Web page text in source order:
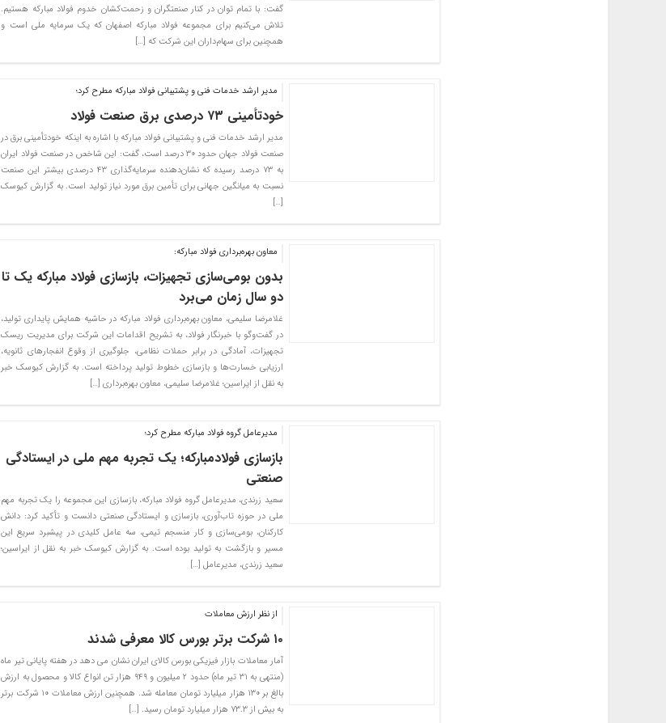
گفت: با تمام توان در کنار صنعتگران و زحمت‌کشان خدوم فولاد مبارکه هستیم.
تلاش می‌کنیم برای مجموعه فولاد مبارکه اصفهان که یک سرمایه ملی است و
همچنین برای سهام‌داران این شرکت که […]
مدیر ارشد خدمات فنی و پشتیبانی فولاد مبارکه مطرح کرد؛
خودتأمینی ۷۳ درصدی برق صنعت فولاد
مدیر ارشد خدمات فنی و پشتیبانی فولاد مبارکه با اشاره به اینکه خودتأمینی برق در
صنعت فولاد جهان حدود ۳۰ درصد است، گفت: این شاخص در صنعت فولاد ایران
به ۷۳ درصد رسیده که نشان‌دهنده سرمایه‌گذاری ۴۳ درصدی بیشتر این صنعت
نسبت به میانگین جهانی برای تأمین برق مورد نیاز تولید است. به گزارش کیوسک
[…]
معاون بهره‌برداری فولاد مبارکه:
بدون بومی‌سازی تجهیزات، بازسازی فولاد مبارکه یک تا
دو سال زمان می‌برد
غلامرضا سلیمی، معاون بهره‌برداری فولاد مبارکه در حاشیه همایش پایداری تولید،
در گفت‌وگو با خبرنگار فولاد، به تشریح اقدامات این شرکت برای مدیریت ریسک
تجهیزات، آمادگی در برابر حملات نظامی، جلوگیری از وقوع انفجارهای ثانویه،
ارزیابی خسارت‌ها و بازسازی خطوط تولید پرداخته است. به گزارش کیوسک خبر
به نقل از ایراسین؛ غلامرضا سلیمی، معاون بهره‌برداری […]
مدیرعامل گروه فولاد مبارکه مطرح کرد؛
بازسازی فولادمبارکه؛ یک تجربه مهم ملی در ایستادگی
صنعتی
سعید زرندی، مدیرعامل گروه فولاد مبارکه، بازسازی این مجموعه را یک تجربه مهم
ملی در حوزه تاب‌آوری، بازسازی و ایستادگی صنعتی دانست و تأکید کرد: دانش
کارکنان، بومی‌سازی و کار منسجم تیمی، سه عامل کلیدی در پیشبرد سریع این
مسیر و بازگشت به تولید بوده است. به گزارش کیوسک خبر به نقل از ایراسین؛
سعید زرندی، مدیرعامل […]
از نظر ارزش معاملات
۱۰ شرکت برتر بورس کالا معرفی شدند
آمار معاملات بازار فیزیکی بورس کالای ایران نشان می دهد در هفته پایانی تیر ماه
(منتهی به ۳۱ تیر ماه) حدود ۲ میلیون و ۹۴۹ هزار تن انواع کالا و محصول به ارزش
بالغ بر ۱۳۰ هزار میلیارد تومان معامله شد. همچنین ارزش معاملات ۱۰ شرکت برتر
به بیش از ۷۳.۳ هزار میلیارد تومان رسید. […]